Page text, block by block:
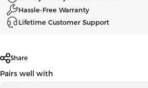
Hassle-Free Warranty
Lifetime Customer Support
Share
Pairs well with